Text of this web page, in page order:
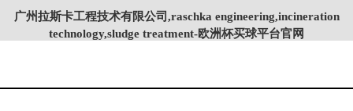
广州拉斯卡工程技术有限公司,raschka engineering,incineration
technology,sludge treatment-欧洲杯买球平台官网